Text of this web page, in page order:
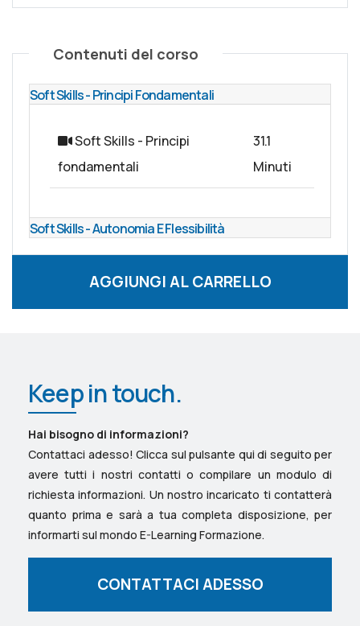
Contenuti del corso
Soft Skills - Principi Fondamentali
Soft Skills - Principi
fondamentali
31.1
Minuti
Soft Skills - Autonomia E Flessibilità
AGGIUNGI AL CARRELLO
Keep in touch.
Hai bisogno di informazioni?
Contattaci adesso! Clicca sul pulsante qui di seguito per
avere tutti i nostri contatti o compilare un modulo di
richiesta informazioni. Un nostro incaricato ti contatterà
quanto prima e sarà a tua completa disposizione, per
informarti sul mondo E-Learning Formazione.
CONTATTACI ADESSO